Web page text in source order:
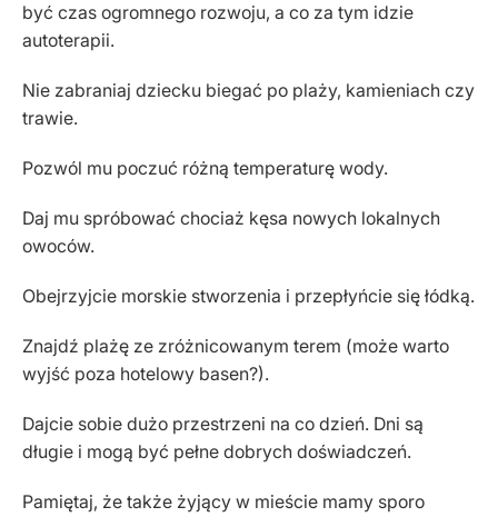
być czas ogromnego rozwoju, a co za tym idzie
autoterapii.
Nie zabraniaj dziecku biegać po plaży, kamieniach czy
trawie.
Pozwól mu poczuć różną temperaturę wody.
Daj mu spróbować chociaż kęsa nowych lokalnych
owoców.
Obejrzyjcie morskie stworzenia i przepłyńcie się łódką.
Znajdź plażę ze zróżnicowanym terem (może warto
wyjść poza hotelowy basen?).
Dajcie sobie dużo przestrzeni na co dzień. Dni są
długie i mogą być pełne dobrych doświadczeń.
Pamiętaj, że także żyjący w mieście mamy sporo